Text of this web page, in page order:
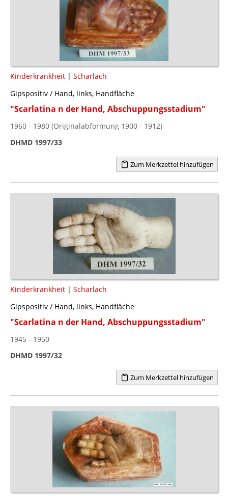
Kinderkrankheit | Scharlach
Gipspositiv / Hand, links, Handfläche
"Scarlatina n der Hand, Abschuppungsstadium"
1960 - 1980 (Originalabformung 1900 - 1912)
DHMD 1997/33
Zum Merkzettel hinzufügen
Kinderkrankheit | Scharlach
Gipspositiv / Hand, links, Handfläche
"Scarlatina n der Hand, Abschuppungsstadium"
1945 - 1950
DHMD 1997/32
Zum Merkzettel hinzufügen